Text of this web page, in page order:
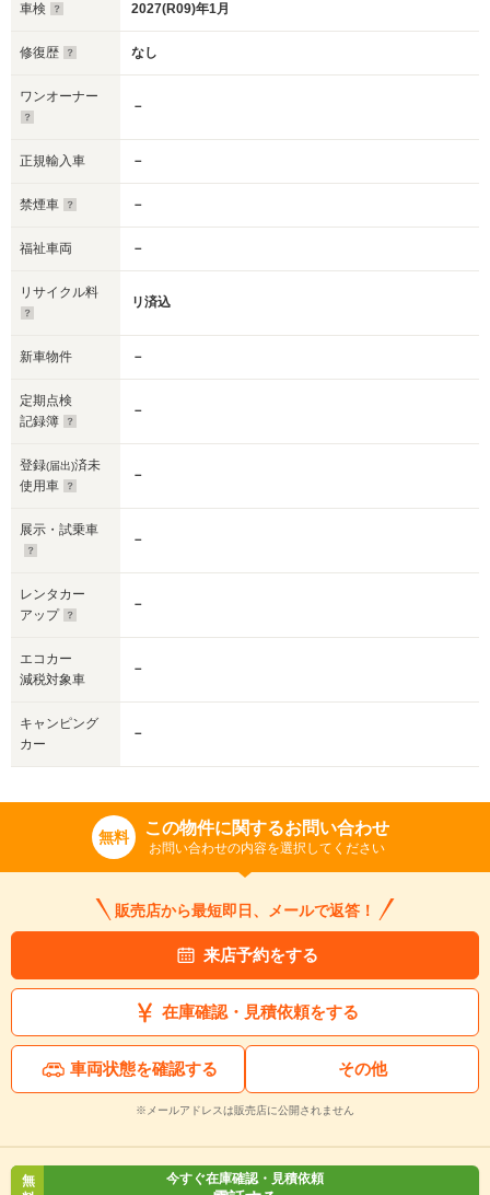
車検 2027(R09)年1月
修復歴 なし
ワンオーナー
－
正規輸入車 －
禁煙車 －
福祉車両 －
リサイクル料
リ済込
新車物件 －
定期点検
記録簿
－
登録(届出)済未
使用車
－
展示・試乗車
－
レンタカー
アップ
－
エコカー
減税対象車
－
キャンピング
カー
－
無料 この物件に関するお問い合わせ
お問い合わせの内容を選択してください
販売店から最短即日、メールで返答！
来店予約をする
在庫確認・見積依頼をする
車両状態を確認する その他
※メールアドレスは販売店に公開されません
無
今すぐ在庫確認・見積依頼